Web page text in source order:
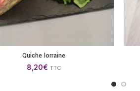
AJOUTER AU PANIER
Quiche lorraine
8,20€ TTC